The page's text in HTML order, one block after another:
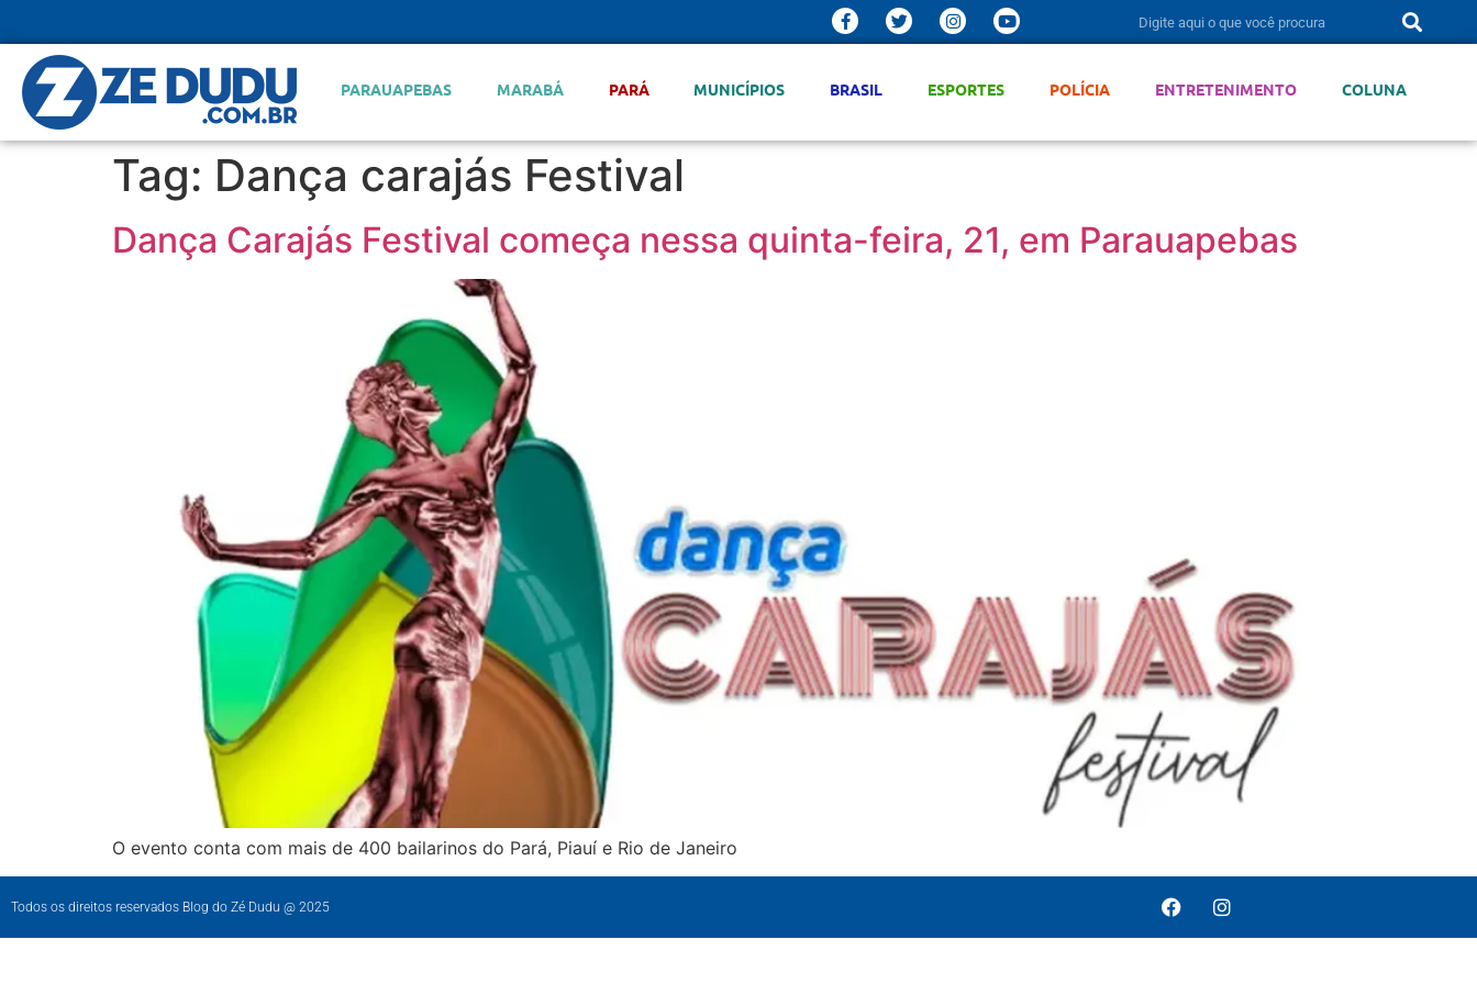
PARAUAPEBAS MARABÁ PARÁ MUNICÍPIOS BRASIL ESPORTES POLÍCIA ENTRETENIMENTO COLUNA
Tag: Dança carajás Festival
Dança Carajás Festival começa nessa quinta-feira, 21, em Parauapebas
O evento conta com mais de 400 bailarinos do Pará, Piauí e Rio de Janeiro
Todos os direitos reservados Blog do Zé Dudu @ 2025